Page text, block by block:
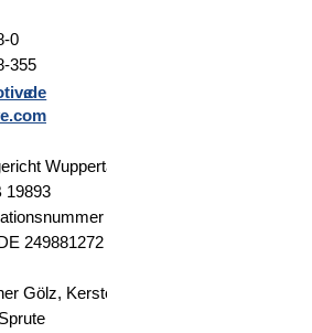
0
355
"«@&
.de
Wuppertal
19893
gemäß § 27 a
249881272
Gölz, Kersten Tom Janik, Benedikt